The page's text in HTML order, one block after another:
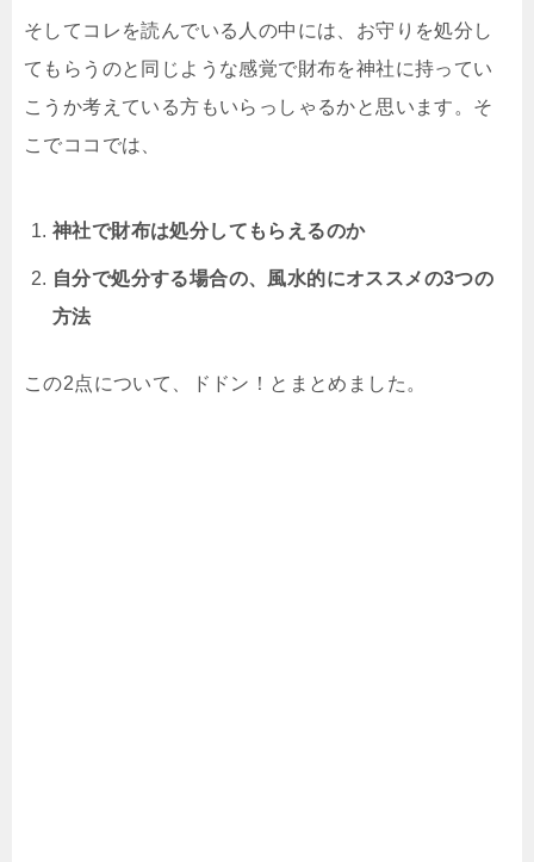
そしてコレを読んでいる人の中には、お守りを処分し
てもらうのと同じような感覚で財布を神社に持ってい
こうか考えている方もいらっしゃるかと思います。そ
こでココでは、
神社で財布は処分してもらえるのか
自分で処分する場合の、風水的にオススメの3つの
方法
この2点について、ドドン！とまとめました。